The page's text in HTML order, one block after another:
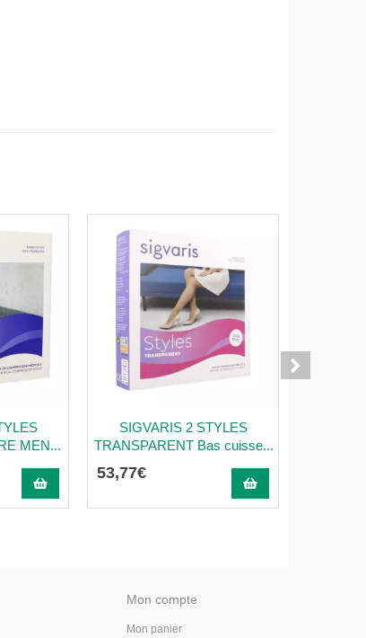
MEN...
SIGVARIS 2 STYLES
TRANSPARENT Bas cuisse...
53,77€
Mon compte
Mon panier